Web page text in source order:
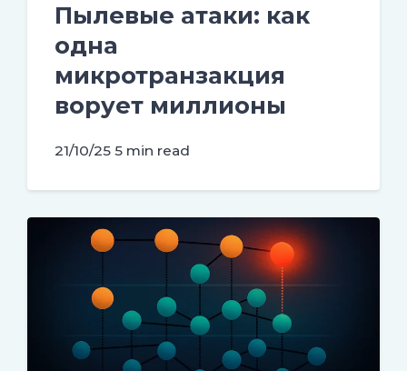
Пылевые атаки: как
одна
микротранзакция
ворует миллионы
21/10/25 5 min read